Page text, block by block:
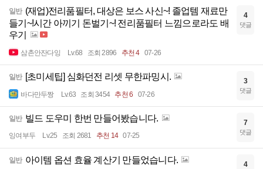
일반 (재업)전리품필터, 대상은 보스 사신~! 졸업템 재료만
들기~!시간 아끼기 돈벌기~! 전리품필터 느낌으로라도 배
우기
삼촌안잔다잉 Lv.68 조회 2896 추천 4 07-26
4
댓글
일반 [초미세팁] 심화던전 리셋 무한파밍시.
바다만두짱 Lv.63 조회 3454 추천 6 07-26
3
댓글
일반 빌드 도우미 한번 만들어봤습니다.
잉여부두 Lv.25 조회 2681 추천 14 07-25
7
댓글
일반 아이템 옵션 효율 계산기 만들었습니다. 4